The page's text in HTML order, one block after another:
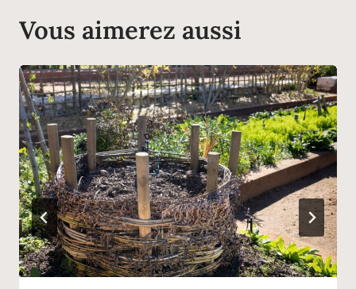
Vous aimerez aussi